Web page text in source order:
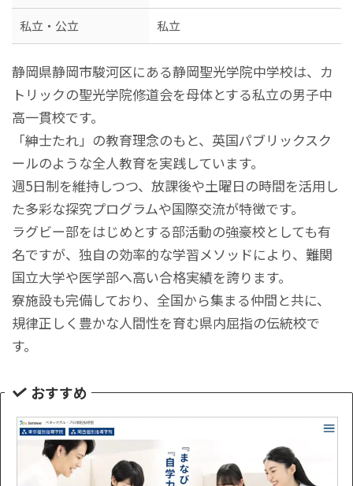
私立・公立 私立
静岡県静岡市駿河区にある静岡聖光学院中学校は、カ
トリックの聖光学院修道会を母体とする私立の男子中
高一貫校です。
「紳士たれ」の教育理念のもと、英国パブリックスク
ールのような全人教育を実践しています。
週5日制を維持しつつ、放課後や土曜日の時間を活用し
た多彩な探究プログラムや国際交流が特徴です。
ラグビー部をはじめとする部活動の強豪校としても有
名ですが、独自の効率的な学習メソッドにより、難関
国立大学や医学部へ高い合格実績を誇ります。
寮施設も完備しており、全国から集まる仲間と共に、
規律正しく豊かな人間性を育む県内屈指の伝統校で
す。
おすすめ